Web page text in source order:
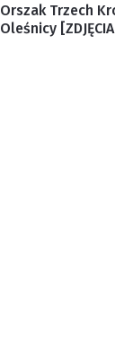
Orszak Trzech
Oleśnicy